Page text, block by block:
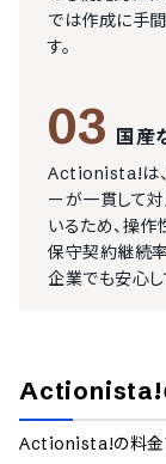
では作成に手
す。
03 国産
Actionista!は、
ーが一貫して
いるため、操
保守契約継続
企業でも安心し
Actionista!
Actionista!の料金